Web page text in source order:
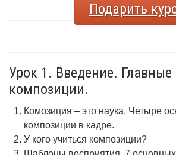
Подарить
Урок 1. Введение.
композиции.
Комозиция – это наука. Четыре
композиции в кадре.
У кого учиться композиции?